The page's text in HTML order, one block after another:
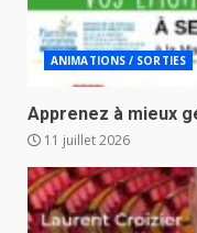
ANIMATIONS / SORTIES
Apprenez à mieux
11 juillet 2026